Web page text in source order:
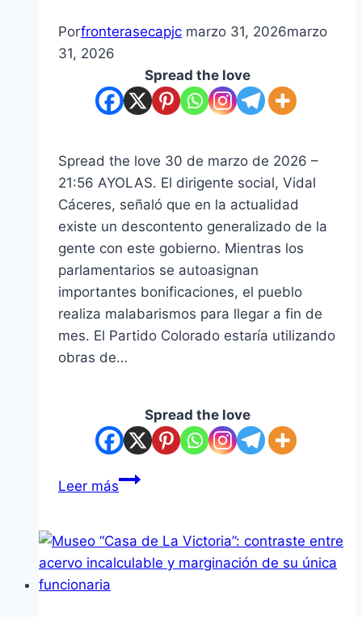
Porfronterasecapjc marzo 31, 2026marzo
31, 2026
Spread the love
Spread the love 30 de marzo de 2026 –
21:56 AYOLAS. El dirigente social, Vidal
Cáceres, señaló que en la actualidad
existe un descontento generalizado de la
gente con este gobierno. Mientras los
parlamentarios se autoasignan
importantes bonificaciones, el pueblo
realiza malabarismos para llegar a fin de
mes. El Partido Colorado estaría utilizando
obras de…
Spread the love
Leer másDirigente
que
existe